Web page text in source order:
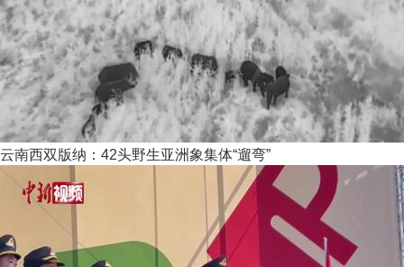
云南西双版纳：42头野生亚洲象集体“遛弯”